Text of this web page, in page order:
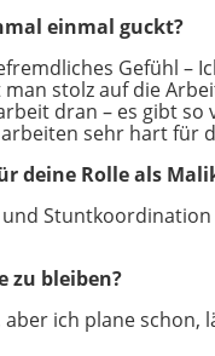
einmal guckt?
Gefühl –
stolz auf die
dran – es gibt
sehr hart für
deine Rolle als
zu bleiben?
ich plane schon,